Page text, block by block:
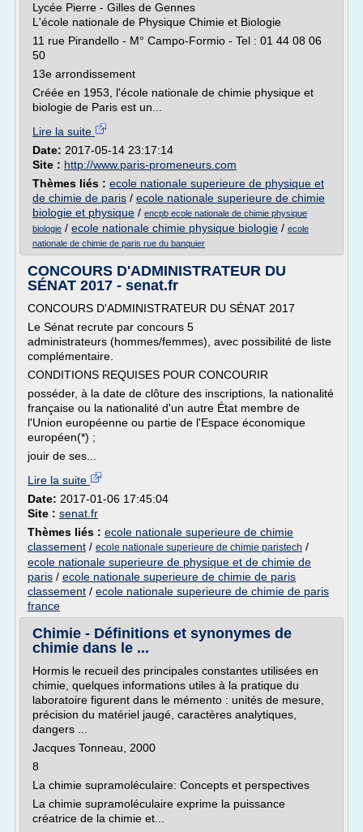
Lycée Pierre - Gilles de Gennes
L'école nationale de Physique Chimie et Biologie
11 rue Pirandello - M° Campo-Formio - Tel : 01 44 08 06
50
13e arrondissement
Créée en 1953, l'école nationale de chimie physique et
biologie de Paris est un...
Lire la suite
Date: 2017-05-14 23:17:14
Site : http://www.paris-promeneurs.com
Thèmes liés : ecole nationale superieure de physique et
de chimie de paris / ecole nationale superieure de chimie
biologie et physique / encpb ecole nationale de chimie physique
biologie / ecole nationale chimie physique biologie / ecole
nationale de chimie de paris rue du banquier
CONCOURS D'ADMINISTRATEUR DU
SÉNAT 2017 - senat.fr
CONCOURS D'ADMINISTRATEUR DU SÉNAT 2017
Le Sénat recrute par concours 5
administrateurs (hommes/femmes), avec possibilité de liste
complémentaire.
CONDITIONS REQUISES POUR CONCOURIR
posséder, à la date de clôture des inscriptions, la nationalité
française ou la nationalité d'un autre État membre de
l'Union européenne ou partie de l'Espace économique
européen(*) ;
jouir de ses...
Lire la suite
Date: 2017-01-06 17:45:04
Site : senat.fr
Thèmes liés : ecole nationale superieure de chimie
classement / ecole nationale superieure de chimie paristech /
ecole nationale superieure de physique et de chimie de
paris / ecole nationale superieure de chimie de paris
classement / ecole nationale superieure de chimie de paris
france
Chimie - Définitions et synonymes de
chimie dans le ...
Hormis le recueil des principales constantes utilisées en
chimie, quelques informations utiles à la pratique du
laboratoire figurent dans le mémento : unités de mesure,
précision du matériel jaugé, caractères analytiques,
dangers ...
Jacques Tonneau, 2000
8
La chimie supramoléculaire: Concepts et perspectives
La chimie supramoléculaire exprime la puissance
créatrice de la chimie et...